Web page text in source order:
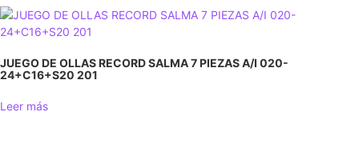
JUEGO DE OLLAS RECORD SALMA 7 PIEZAS A/I 020-
24+C16+S20 201
Leer más